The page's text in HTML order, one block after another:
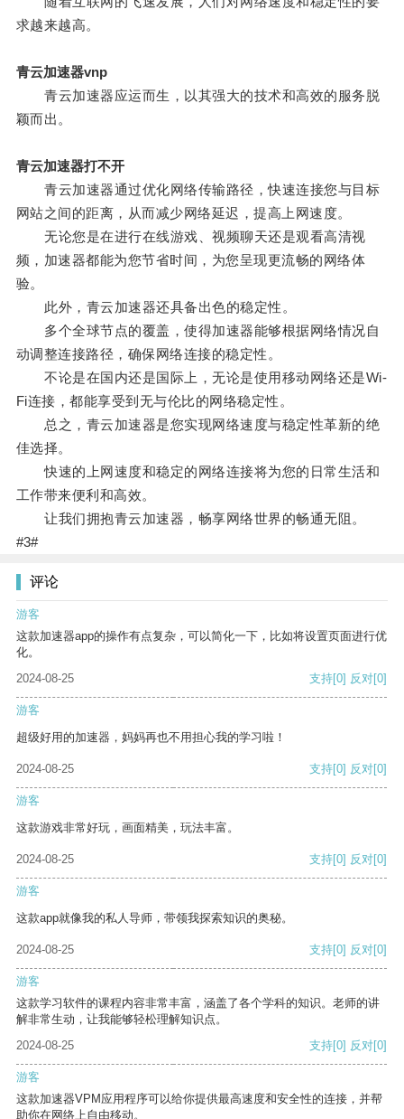
求越来越高。
青云加速器vnp
青云加速器应运而生，以其强大的技术和高效的服务脱
颖而出。
青云加速器打不开
青云加速器通过优化网络传输路径，快速连接您与目标
网站之间的距离，从而减少网络延迟，提高上网速度。
无论您是在进行在线游戏、视频聊天还是观看高清视
频，加速器都能为您节省时间，为您呈现更流畅的网络体
验。
此外，青云加速器还具备出色的稳定性。
多个全球节点的覆盖，使得加速器能够根据网络情况自
动调整连接路径，确保网络连接的稳定性。
不论是在国内还是国际上，无论是使用移动网络还是Wi-
Fi连接，都能享受到无与伦比的网络稳定性。
总之，青云加速器是您实现网络速度与稳定性革新的绝
佳选择。
快速的上网速度和稳定的网络连接将为您的日常生活和
工作带来便利和高效。
让我们拥抱青云加速器，畅享网络世界的畅通无阻。
#3#
评论
游客
这款加速器app的操作有点复杂，可以简化一下，比如将设置页面进行优
化。
2024-08-25
支持[0] 反对[0]
游客
超级好用的加速器，妈妈再也不用担心我的学习啦！
2024-08-25 支持[0] 反对[0]
游客
这款游戏非常好玩，画面精美，玩法丰富。
2024-08-25 支持[0] 反对[0]
游客
这款app就像我的私人导师，带领我探索知识的奥秘。
2024-08-25 支持[0] 反对[0]
游客
这款学习软件的课程内容非常丰富，涵盖了各个学科的知识。老师的讲
解非常生动，让我能够轻松理解知识点。
2024-08-25
支持[0] 反对[0]
游客
这款加速器VPM应用程序可以给你提供最高速度和安全性的连接，并帮
助你在网络上自由移动。